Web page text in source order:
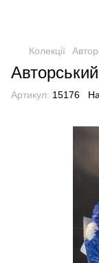
Колекції
Артикул: 15176